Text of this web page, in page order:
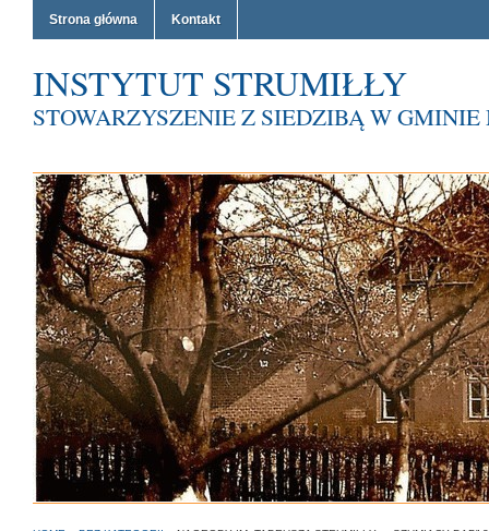
Strona główna Kontakt
INSTYTUT STRUMIŁŁY
STOWARZYSZENIE Z SIEDZIBĄ W